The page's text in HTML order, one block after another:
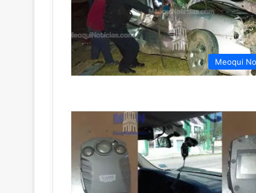
Meoqui